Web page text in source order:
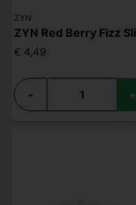
ZYN
€ 4,49
- +